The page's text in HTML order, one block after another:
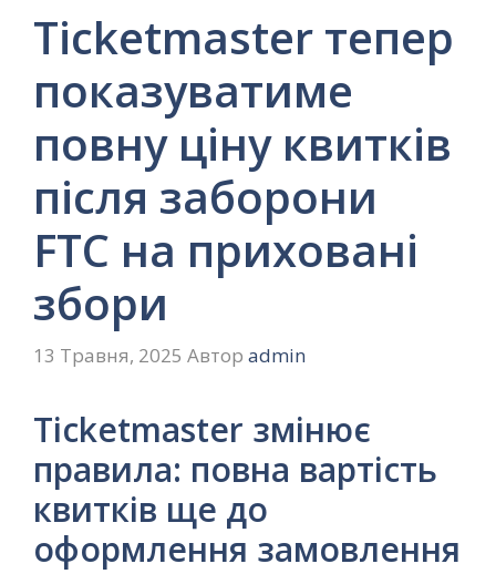
Ticketmaster тепер
показуватиме
повну ціну квитків
після заборони
FTC на приховані
збори
13 Травня, 2025 Автор admin
Ticketmaster змінює
правила: повна вартість
квитків ще до
оформлення замовлення